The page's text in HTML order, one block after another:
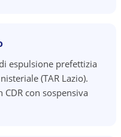
espulsione prefettizia
(TAR Lazio).
con sospensiva